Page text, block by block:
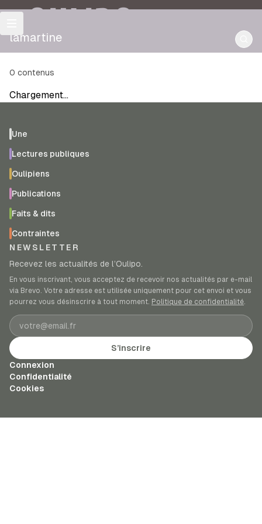
OULIPO
lamartine
0 contenus
Chargement…
Une
Lectures publiques
Oulipiens
Publications
Faits & dits
Contraintes
NEWSLETTER
Recevez les actualités de l’Oulipo.
En vous inscrivant, vous acceptez de recevoir nos actualités par e-mail
via Brevo. Votre adresse est utilisée uniquement pour cet envoi et vous
pourrez vous désinscrire à tout moment. Politique de confidentialité.
Adresse e-mail
S’inscrire
Connexion
Confidentialité
Cookies